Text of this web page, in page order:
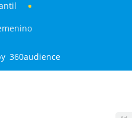
360audience